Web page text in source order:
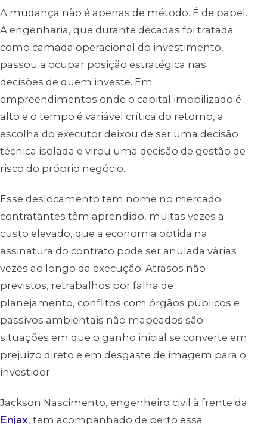
A mudança não é apenas de método. É de papel.
A engenharia, que durante décadas foi tratada
como camada operacional do investimento,
passou a ocupar posição estratégica nas
decisões de quem investe. Em
empreendimentos onde o capital imobilizado é
alto e o tempo é variável crítica do retorno, a
escolha do executor deixou de ser uma decisão
técnica isolada e virou uma decisão de gestão de
risco do próprio negócio.
Esse deslocamento tem nome no mercado:
contratantes têm aprendido, muitas vezes a
custo elevado, que a economia obtida na
assinatura do contrato pode ser anulada várias
vezes ao longo da execução. Atrasos não
previstos, retrabalhos por falha de
planejamento, conflitos com órgãos públicos e
passivos ambientais não mapeados são
situações em que o ganho inicial se converte em
prejuízo direto e em desgaste de imagem para o
investidor.
Jackson Nascimento, engenheiro civil à frente da
Enjax, tem acompanhado de perto essa